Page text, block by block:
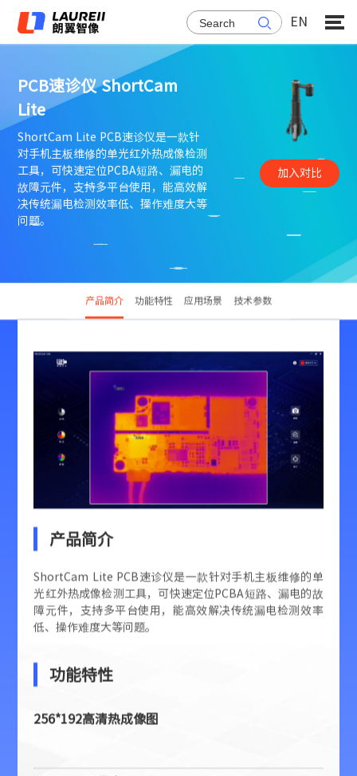
 EN
加入对比
PCB速诊仪 ShortCam
Lite
ShortCam Lite PCB速诊仪是一款针
对手机主板维修的单光红外热成像检测
工具，可快速定位PCBA短路、漏电的
故障元件，支持多平台使用，能高效解
决传统漏电检测效率低、操作难度大等
问题。
产品简介 功能特性 应用场景 技术参数
产品简介
ShortCam Lite PCB速诊仪是一款针对手机主板维修的单
光红外热成像检测工具，可快速定位PCBA短路、漏电的故
障元件，支持多平台使用，能高效解决传统漏电检测效率
低、操作难度大等问题。
功能特性
256*192高清热成像图